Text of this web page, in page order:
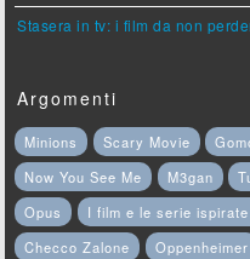
Stasera in tv: i film da non
Argomenti
Minions Scary Movie
Now You See Me
M3gan
Opus
I film e le serie
Checco Zalone
Oppenheimer